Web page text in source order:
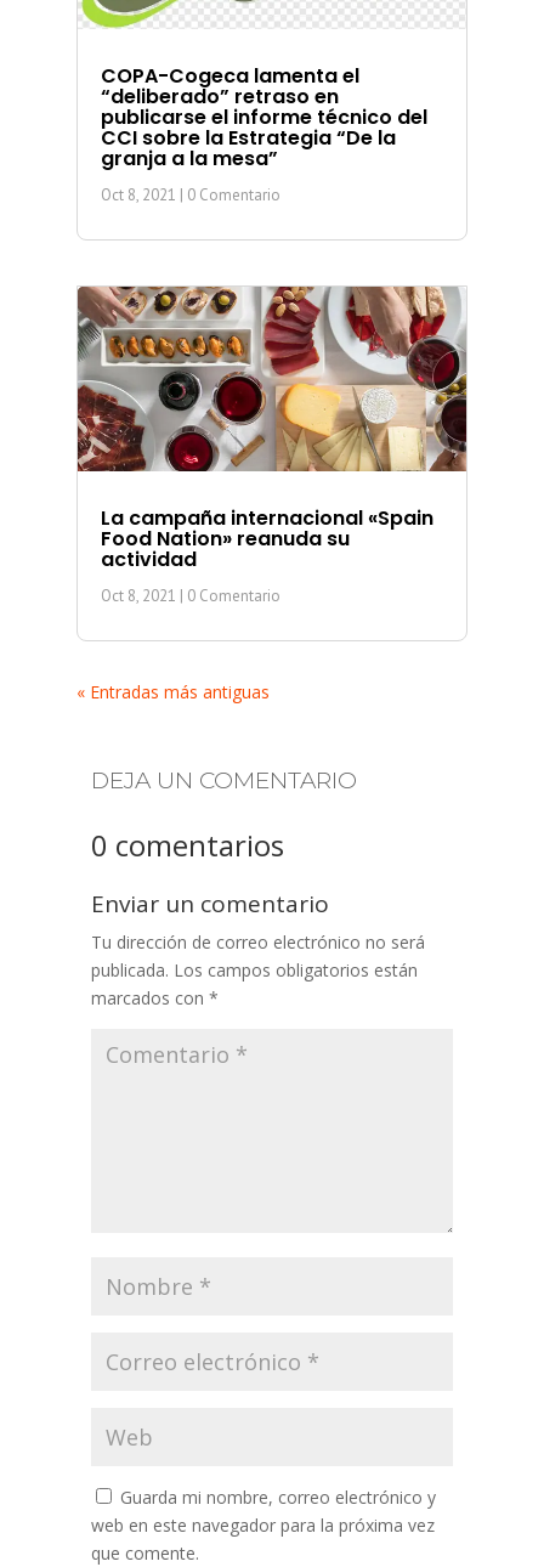
COPA-Cogeca lamenta el
“deliberado” retraso en
publicarse el informe técnico del
CCI sobre la Estrategia “De la
granja a la mesa”
Oct 8, 2021 | 0 Comentario
La campaña internacional «Spain
Food Nation» reanuda su
actividad
Oct 8, 2021 | 0 Comentario
« Entradas más antiguas
DEJA UN COMENTARIO
0 comentarios
Enviar un comentario
Tu dirección de correo electrónico no será
publicada. Los campos obligatorios están
marcados con *
Guarda mi nombre, correo electrónico y
web en este navegador para la próxima vez
que comente.